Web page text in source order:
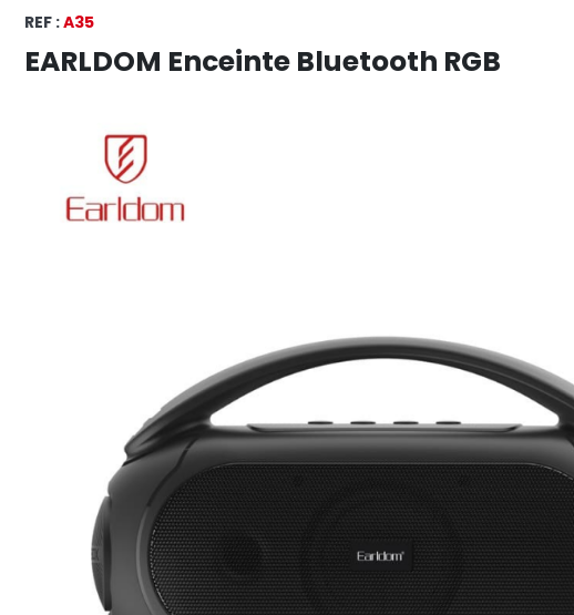
REF :A35
EARLDOM Enceinte Bluetooth RGB